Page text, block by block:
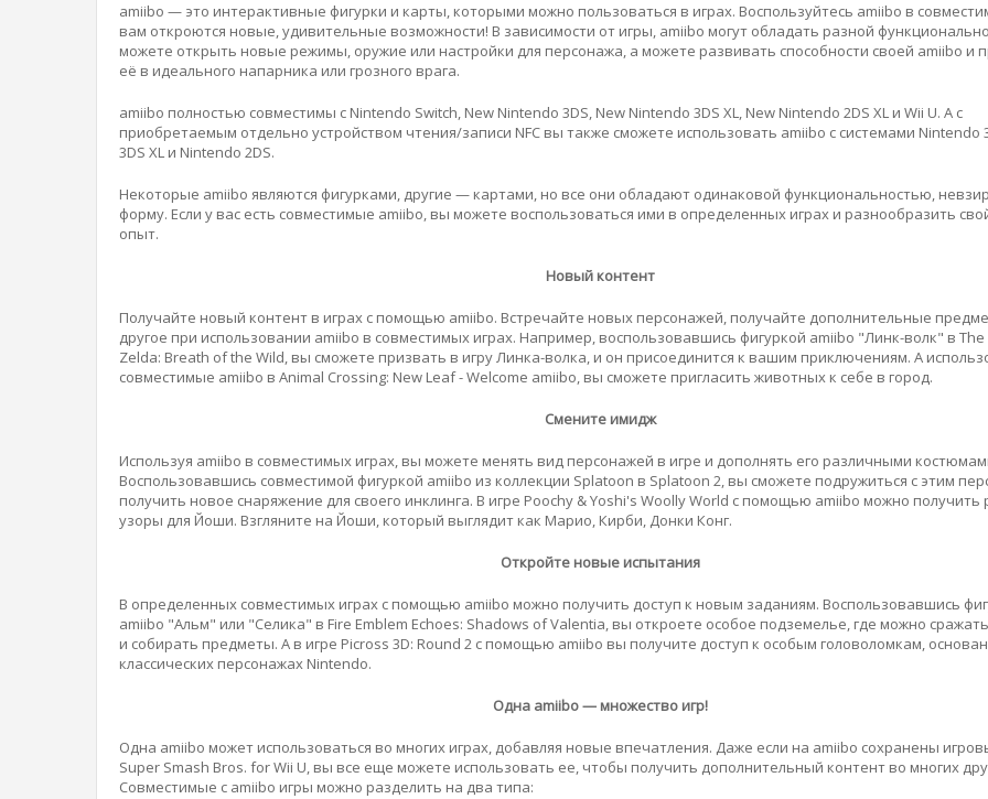
amiibo — это интерактивные фигурки и карты, которыми можно пользоваться в играх. Воспользуйтесь amiibo в
вам откроются новые, удивительные возможности! В зависимости от игры, amiibo могут обладать разной
можете открыть новые режимы, оружие или настройки для персонажа, а можете развивать способности своей amiibo и
её в идеального напарника или грозного врага.
amiibo полностью совместимы с Nintendo Switch, New Nintendo 3DS, New Nintendo 3DS XL, New Nintendo 2DS XL и Wii U. А с
приобретаемым отдельно устройством чтения/записи NFC вы также сможете использовать amiibo с системами Nintendo
3DS XL и Nintendo 2DS.
Некоторые amiibo являются фигурками, другие — картами, но все они обладают одинаковой функциональностью,
форму. Если у вас есть совместимые amiibo, вы можете воспользоваться ими в определенных играх и разнообразить
опыт.
Новый контент
Получайте новый контент в играх с помощью amiibo. Встречайте новых персонажей, получайте дополнительные
другое при использовании amiibo в совместимых играх. Например, воспользовавшись фигуркой amiibo "Линк-волк" в
Zelda: Breath of the Wild, вы сможете призвать в игру Линка-волка, и он присоединится к вашим приключениям. А
совместимые amiibo в Animal Crossing: New Leaf - Welcome amiibo, вы сможете пригласить животных к себе в город.
Смените имидж
Используя amiibo в совместимых играх, вы можете менять вид персонажей в игре и дополнять его различными
Воспользовавшись совместимой фигуркой amiibo из коллекции Splatoon в Splatoon 2, вы сможете подружиться с этим
получить новое снаряжение для своего инклинга. В игре Poochy & Yoshi's Woolly World с помощью amiibo можно получить
узоры для Йоши. Взгляните на Йоши, который выглядит как Марио, Кирби, Донки Конг.
Откройте новые испытания
В определенных совместимых играх с помощью amiibo можно получить доступ к новым заданиям. Воспользовавшись
amiibo "Альм" или "Селика" в Fire Emblem Echoes: Shadows of Valentia, вы откроете особое подземелье, где можно
и собирать предметы. А в игре Picross 3D: Round 2 с помощью amiibo вы получите доступ к особым головоломкам,
классических персонажах Nintendo.
Одна amiibo — множество игр!
Одна amiibo может использоваться во многих играх, добавляя новые впечатления. Даже если на amiibo сохранены
Super Smash Bros. for Wii U, вы все еще можете использовать ее, чтобы получить дополнительный контент во многих
Совместимые с amiibo игры можно разделить на два типа: